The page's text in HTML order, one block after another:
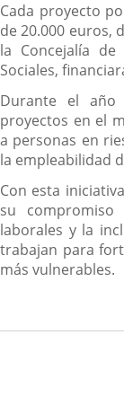
Cada proyecto
de 20.000 euros,
la Concejalía de
Sociales,
Durante el
proyectos en el
a personas en
la empleabilidad
Con esta
su
laborales y la
trabajan para
más vulnerables.